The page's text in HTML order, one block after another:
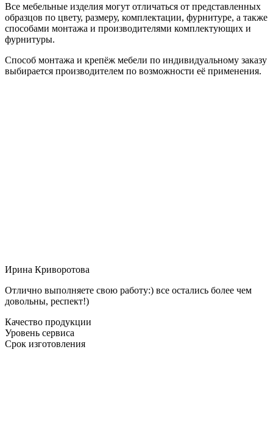
Все мебельные изделия могут отличаться от представленных
образцов по цвету, размеру, комплектации, фурнитуре, а также
способами монтажа и производителями комплектующих и
фурнитуры.
Способ монтажа и крепёж мебели по индивидуальному заказу
выбирается производителем по возможности её применения.
Ирина Криворотова
Отлично выполняете свою работу:) все остались более чем
довольны, респект!)
Качество продукции
Уровень сервиса
Срок изготовления